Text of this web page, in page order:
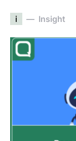
i Insight